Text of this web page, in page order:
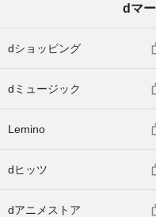
dマ
dショッピング
dミュージック
Lemino
dヒッツ
dアニメストア